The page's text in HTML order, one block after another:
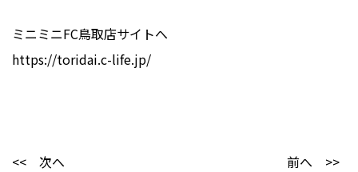
ミニミニFC鳥取店サイトへ
https://toridai.c-life.jp/
<< 次へ 前へ >>